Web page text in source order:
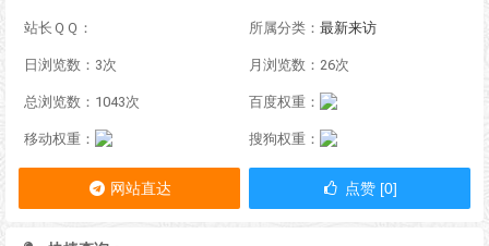
站长ＱＱ： 所属分类： 最新来访
日浏览数：3次 月浏览数：26次
总浏览数：1043次 百度权重：
移动权重： 搜狗权重：
网站直达 点赞 [0]